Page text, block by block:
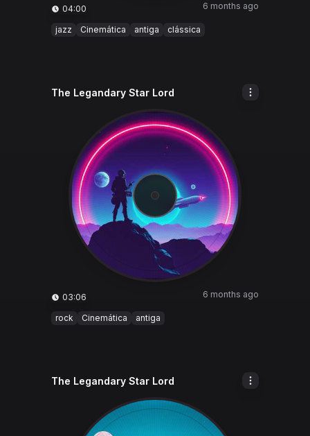
04:00 6 months ago
jazz Cinemática antiga clássica
The Legandary Star Lord
03:06 6 months ago
rock Cinemática antiga
The Legandary Star Lord